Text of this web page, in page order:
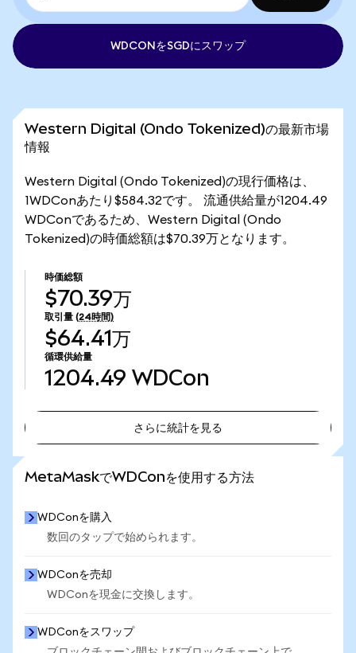
WDCONをSGDにスワップ
Western Digital (Ondo Tokenized)の最新市場
情報
Western Digital (Ondo Tokenized)の現行価格は、
1WDConあたり$584.32です。 流通供給量が1204.49
WDConであるため、Western Digital (Ondo
Tokenized)の時価総額は$70.39万となります。
時価総額
$70.39万
取引量 (24時間)
$64.41万
循環供給量
1204.49 WDCon
さらに統計を見る
MetaMaskでWDConを使用する方法
WDConを購入
数回のタップで始められます。
WDConを売却
WDConを現金に交換します。
WDConをスワップ